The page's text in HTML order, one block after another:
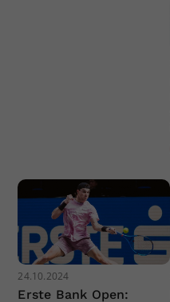
24.10.2024
Erste Bank Open: